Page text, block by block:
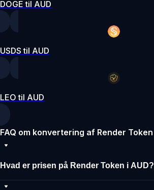
DOGE til AUD
USDS til AUD
LEO til AUD
FAQ om konvertering af Render Token
Hvad er prisen på Render Token i AUD?